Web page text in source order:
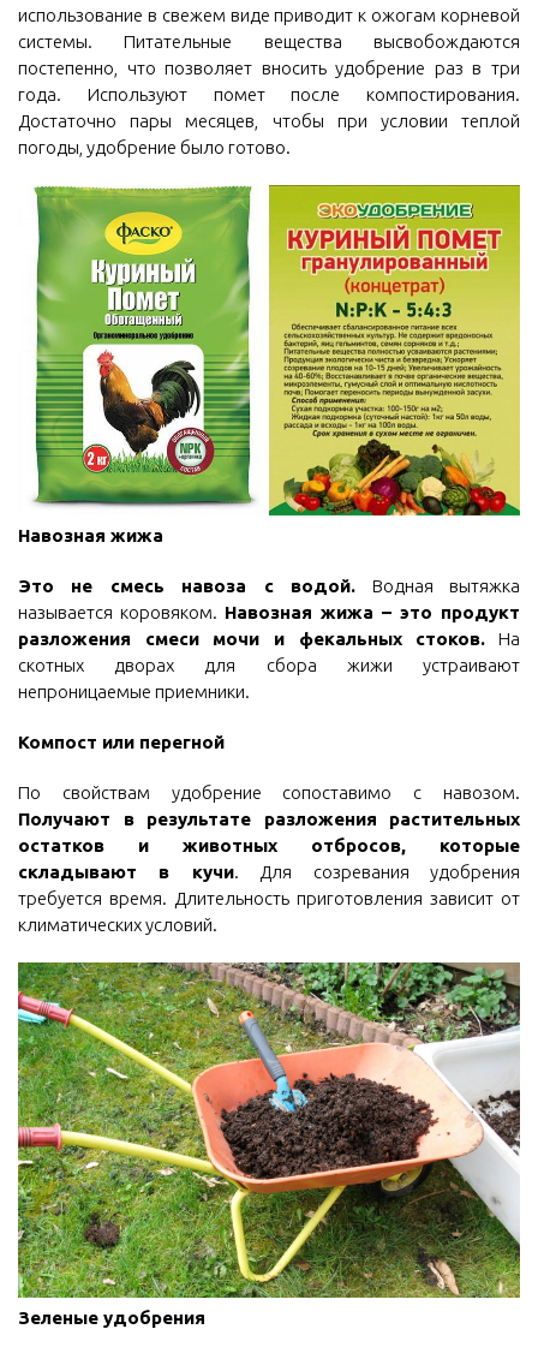
использование в свежем виде приводит к ожогам корневой
системы. Питательные вещества высвобождаются
постепенно, что позволяет вносить удобрение раз в три
года. Используют помет после компостирования.
Достаточно пары месяцев, чтобы при условии теплой
погоды, удобрение было готово.
Навозная жижа
Это не смесь навоза с водой. Водная вытяжка
называется коровяком. Навозная жижа – это продукт
разложения смеси мочи и фекальных стоков. На
скотных дворах для сбора жижи устраивают
непроницаемые приемники.
Компост или перегной
По свойствам удобрение сопоставимо с навозом.
Получают в результате разложения растительных
остатков и животных отбросов, которые
складывают в кучи. Для созревания удобрения
требуется время. Длительность приготовления зависит от
климатических условий.
Зеленые удобрения